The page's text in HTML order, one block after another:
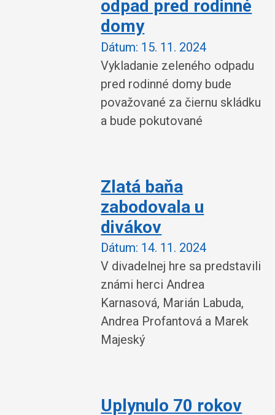
odpad pred rodinné
domy
Dátum: 15. 11. 2024
Vykladanie zeleného odpadu
pred rodinné domy bude
považované za čiernu skládku
a bude pokutované
Zlatá baňa
zabodovala u
divákov
Dátum: 14. 11. 2024
V divadelnej hre sa predstavili
známi herci Andrea
Karnasová, Marián Labuda,
Andrea Profantová a Marek
Majeský
Uplynulo 70 rokov